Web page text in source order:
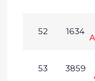
52 1634
53 3859